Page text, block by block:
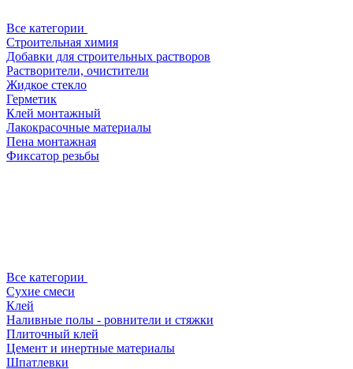
Все категории
Строительная химия
Добавки для строительных растворов
Растворители, очистители
Жидкое стекло
Герметик
Клей монтажный
Лакокрасочные материалы
Пена монтажная
Фиксатор резьбы
Все категории
Сухие смеси
Клей
Наливные полы - ровнители и стяжки
Плиточный клей
Цемент и инертные материалы
Шпатлевки